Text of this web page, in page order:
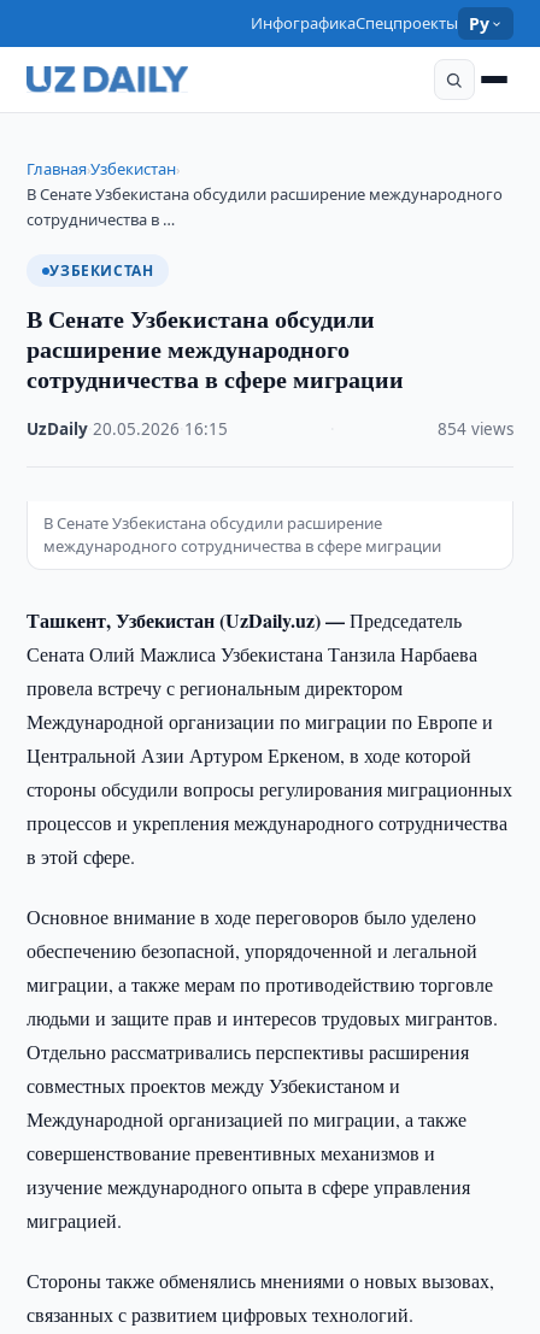
ИнфографикаСпецпроекты Ру
Главная›Узбекистан›
В Сенате Узбекистана обсудили расширение международного
сотрудничества в …
УЗБЕКИСТАН
В Сенате Узбекистана обсудили
расширение международного
сотрудничества в сфере миграции
UzDaily ·20.05.2026 16:15 854 views
В Сенате Узбекистана обсудили расширение
международного сотрудничества в сфере миграции
Ташкент, Узбекистан (UzDaily.uz) —Председатель
Сената Олий Мажлиса Узбекистана Танзила Нарбаева
провела встречу с региональным директором
Международной организации по миграции по Европе и
Центральной Азии Артуром Еркеном, в ходе которой
стороны обсудили вопросы регулирования миграционных
процессов и укрепления международного сотрудничества
в этой сфере.
Основное внимание в ходе переговоров было уделено
обеспечению безопасной, упорядоченной и легальной
миграции, а также мерам по противодействию торговле
людьми и защите прав и интересов трудовых мигрантов.
Отдельно рассматривались перспективы расширения
совместных проектов между Узбекистаном и
Международной организацией по миграции, а также
совершенствование превентивных механизмов и
изучение международного опыта в сфере управления
миграцией.
Стороны также обменялись мнениями о новых вызовах,
связанных с развитием цифровых технологий.